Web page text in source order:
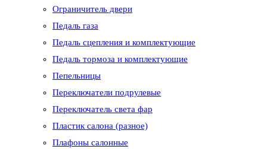
Ограничитель двери
Педаль газа
Педаль сцепления и комплектующие
Педаль тормоза и комплектующие
Пепельницы
Переключатели подрулевые
Переключатель света фар
Пластик салона (разное)
Плафоны салонные